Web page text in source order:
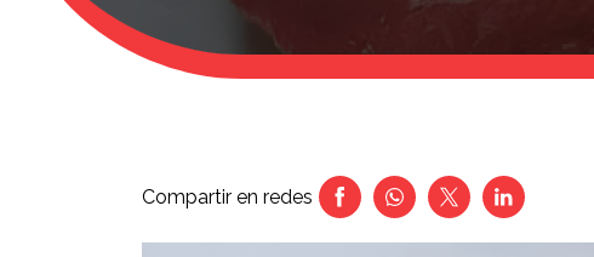
Compartir en redes